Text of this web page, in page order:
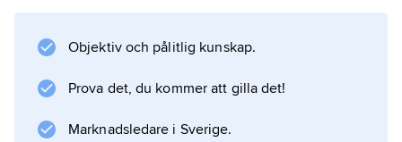
Objektiv och pålitlig kunskap.
Prova det, du kommer att gilla det!
Marknadsledare i Sverige.